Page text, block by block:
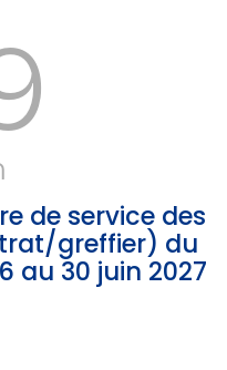
de service des
greffier) du
au 30 juin 2027